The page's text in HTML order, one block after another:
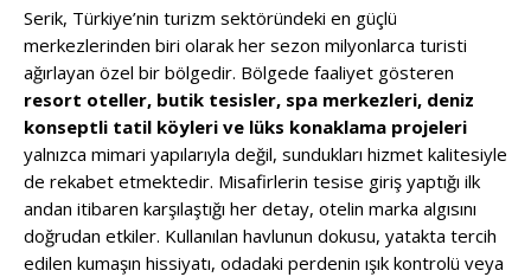
Serik, Türkiye’nin turizm sektöründeki en güçlü
merkezlerinden biri olarak her sezon milyonlarca turisti
ağırlayan özel bir bölgedir. Bölgede faaliyet gösteren
resort oteller, butik tesisler, spa merkezleri, deniz
konseptli tatil köyleri ve lüks konaklama projeleri
yalnızca mimari yapılarıyla değil, sundukları hizmet kalitesiyle
de rekabet etmektedir. Misafirlerin tesise giriş yaptığı ilk
andan itibaren karşılaştığı her detay, otelin marka algısını
doğrudan etkiler. Kullanılan havlunun dokusu, yatakta tercih
edilen kumaşın hissiyatı, odadaki perdenin ışık kontrolü veya